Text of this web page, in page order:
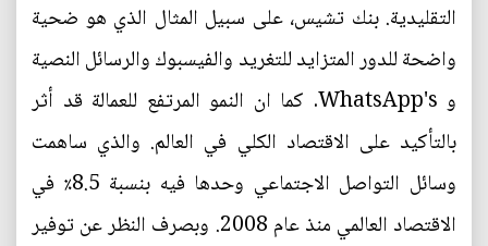
التقليدية. بنك تشيس، على سبيل المثال الذي هو ضحية
واضحة للدور المتزايد للتغريد والفيسبوك والرسائل النصية
و WhatsApp's. كما ان النمو المرتفع للعمالة قد أثر
بالتأكيد على الاقتصاد الكلي في العالم. والذي ساهمت
وسائل التواصل الاجتماعي وحدها فيه بنسبة 8.5٪ في
الاقتصاد العالمي منذ عام 2008. وبصرف النظر عن توفير